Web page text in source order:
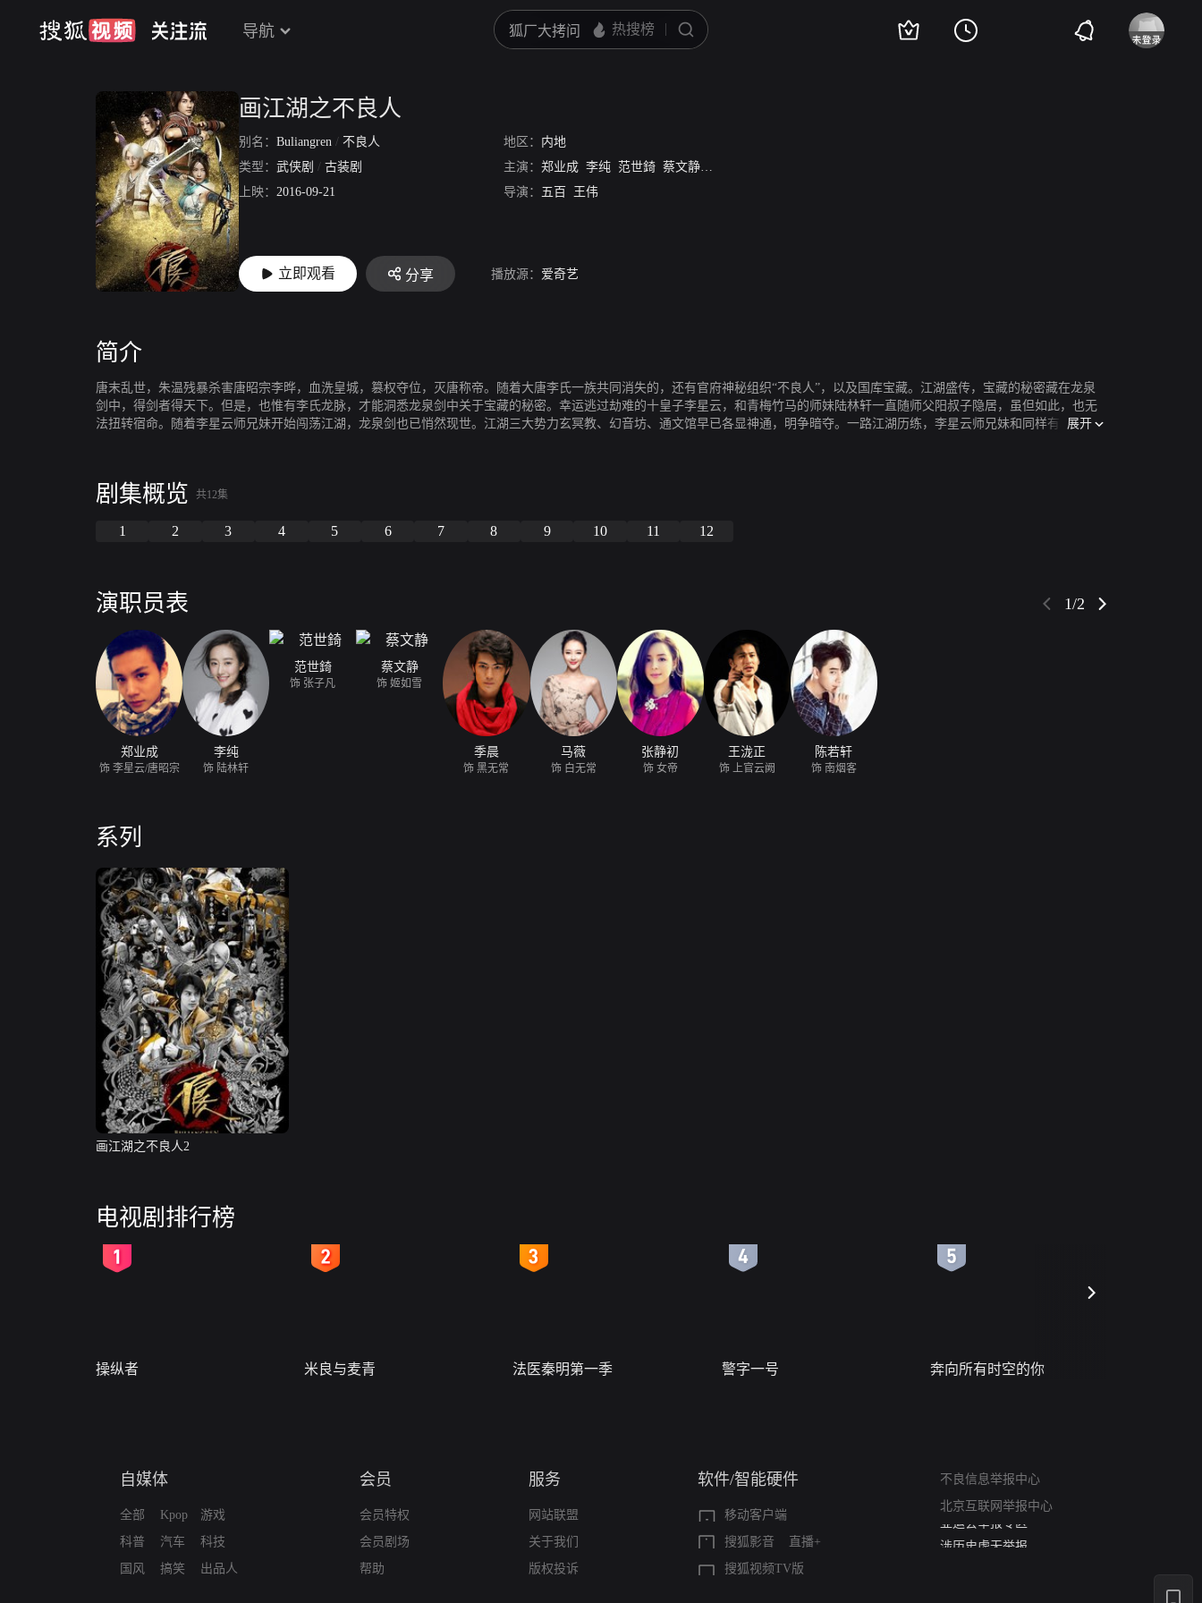
导航
画江湖之不良人
别名： Buliangren / 不良人 地区： 内地
类型： 武侠剧 / 古装剧 主演： 郑业成 李纯 范世錡 蔡文静 季晨
上映： 2016-09-21 导演： 五百 王伟
立即观看 分享 播放源： 爱奇艺
简介
唐末乱世，朱温残暴杀害唐昭宗李晔，血洗皇城，篡权夺位，灭唐称帝。随着大唐李氏一族共同消失的，还有官府神秘组织“不良人”，以及国库宝藏。江湖盛传，宝藏的秘密藏在龙泉
剑中，得剑者得天下。但是，也惟有李氏龙脉，才能洞悉龙泉剑中关于宝藏的秘密。幸运逃过劫难的十皇子李星云，和青梅竹马的师妹陆林轩一直随师父阳叔子隐居，虽但如此，也无
法扭转宿命。随着李星云师兄妹开始闯荡江湖，龙泉剑也已悄然现世。江湖三大势力玄冥教、幻音坊、通文馆早已各显神通，明争暗夺。一路江湖历练，李星云师兄妹和同样有着不明
展开
剧集概览 共12集
1 2 3 4 5 6 7 8 9 10 11 12
演职员表 1/2
郑业成
饰 李星云/唐昭宗
李纯
饰 陆林轩
范世錡
饰 张子凡
蔡文静
饰 姬如雪
季晨
饰 黑无常
马薇
饰 白无常
张静初
饰 女帝
王泷正
饰 上官云阙
陈若轩
饰 南烟客
系列
画江湖之不良人2
电视剧排行榜
操纵者 米良与麦青 法医秦明第一季 警字一号 奔向所有时空的你
自媒体
全部
科普
国风
Kpop
汽车
搞笑
游戏
科技
出品人
会员
会员特权
会员剧场
帮助
服务
网站联盟
关于我们
版权投诉
软件/智能硬件
移动客户端
搜狐影音
直播+
搜狐视频TV版
不良信息举报中心
北京互联网举报中心
亚运会举报专区
涉历史虚无举报